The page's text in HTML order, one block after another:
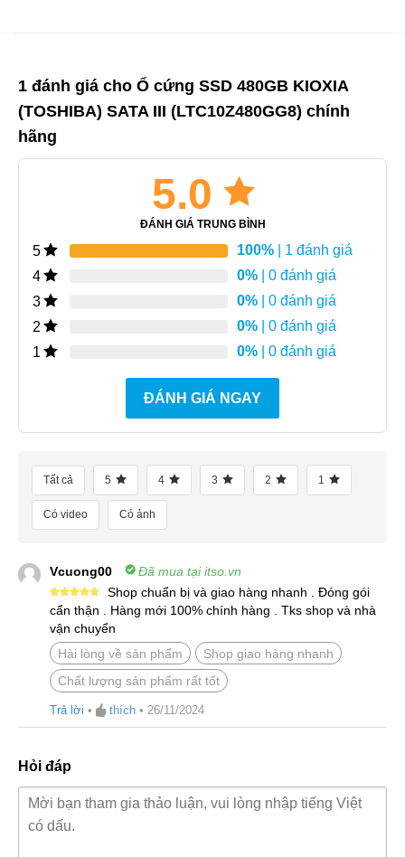
1 đánh giá cho Ổ cứng SSD 480GB KIOXIA
(TOSHIBA) SATA III (LTC10Z480GG8) chính
hãng
5.0
ĐÁNH GIÁ TRUNG BÌNH
5 100% | 1 đánh giá
4
0% | 0 đánh giá
3
0% | 0 đánh giá
2
0% | 0 đánh giá
1
0% | 0 đánh giá
ĐÁNH GIÁ NGAY
Tất cả 5 4 3 2 1
Có video Có ảnh
Vcuong00 Đã mua tại itso.vn
Được xếp
hạng55
sao
Shop chuẩn bị và giao hàng nhanh . Đóng gói
cẩn thận . Hàng mới 100% chính hàng . Tks shop và nhà
vận chuyển
Hài lòng về sản phẩm
Shop giao hàng nhanh
Chất lượng sản phẩm rất tốt
Trả lời • thích • 26/11/2024
Hỏi đáp